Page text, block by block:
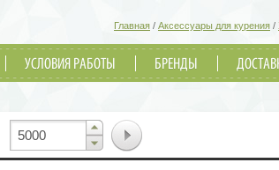
Главная / Аксессуары для курения /
УСЛОВИЯ РАБОТЫ БРЕНДЫ